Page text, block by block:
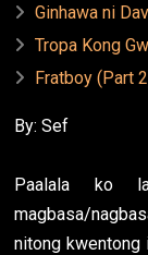
Ginhawa ni
Tropa Kong
Fratboy (Part
By: Sef
Paalala ko
magbasa/
nitong kwentong